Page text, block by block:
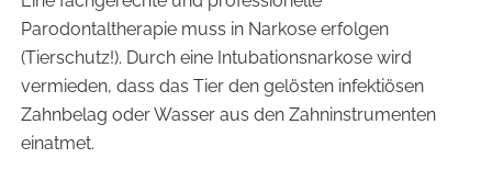
Parodontaltherapie muss in Narkose erfolgen
(Tierschutz!). Durch eine Intubationsnarkose wird
vermieden, dass das Tier den gelösten infektiösen
Zahnbelag oder Wasser aus den Zahninstrumenten
einatmet.